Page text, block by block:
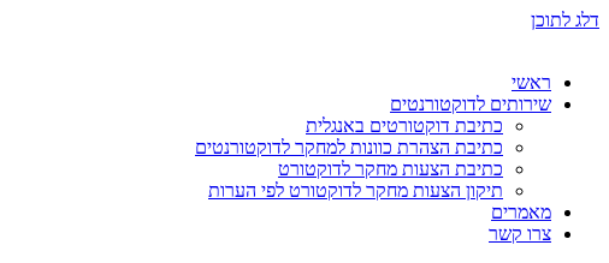
דלג לתוכן
ראשי
שירותים לדוקטורנטים
כתיבת דוקטורטים באנגלית
כתיבת הצהרת כוונות למחקר לדוקטורנטים
כתיבת הצעות מחקר לדוקטורט
תיקון הצעות מחקר לדוקטורט לפי הערות
מאמרים
צרו קשר